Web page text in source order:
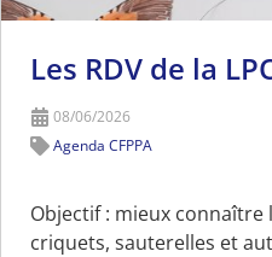
Les RDV de la
08/06/2026
Agenda CFPPA
Objectif : mieux connaître
criquets, sauterelles et